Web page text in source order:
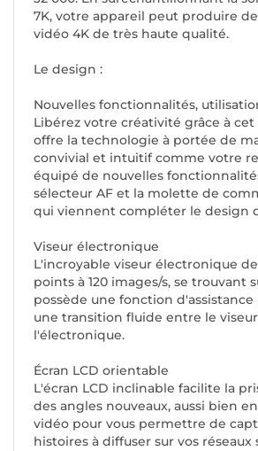
7K, votre appareil peut produire
vidéo 4K de très haute qualité.
Le design :
Nouvelles fonctionnalités,
Libérez votre créativité grâce à
offre la technologie à portée de
convivial et intuitif comme votre
équipé de nouvelles
sélecteur AF et la molette de
qui viennent compléter le design
Viseur électronique
L'incroyable viseur électronique
points à 120 images/s, se trouvant
possède une fonction
une transition fluide entre le
l'électronique.
Écran LCD orientable
L'écran LCD inclinable facilite la
des angles nouveaux, aussi bien
vidéo pour vous permettre de
histoires à diffuser sur vos réseaux